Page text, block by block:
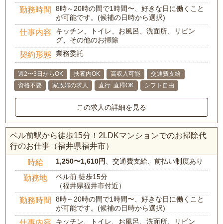
勤務時間
8時～20時の間で1時間〜、好きな日に働くこと
が可能です。(候補の日時から選択)
仕事内容
キッチン、トイレ、お風呂、洗面所、リビン
グ、その他のお掃除
契約形態 業務委託
週2〜3日からOK 扶養内OK 高収入可能
交通費支給
資格不要
家政婦の求人 直行･直帰OK シフト自由
この求人の詳細を見る
ベル前駅から徒歩15分！2LDKマンションでのお掃除代
行のお仕事（福井県福井市）
時給 1,250〜1,610円、交通費支給、前払い制度あり
勤務地
ベル前 徒歩15分
（福井県福井市付近）
勤務時間
8時～20時の間で1時間〜、好きな日に働くこと
が可能です。(候補の日時から選択)
キッチン、トイレ、お風呂、洗面所、リビン